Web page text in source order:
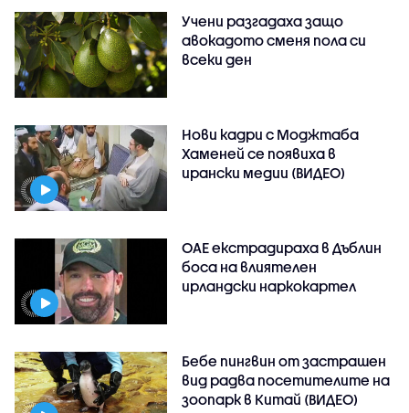
Учени разгадаха защо
авокадото сменя пола си
всеки ден
Нови кадри с Моджтаба
Хаменей се появиха в
ирански медии (ВИДЕО)
ОАЕ екстрадираха в Дъблин
боса на влиятелен
ирландски наркокартел
Бебе пингвин от застрашен
вид радва посетителите на
зоопарк в Китай (ВИДЕО)